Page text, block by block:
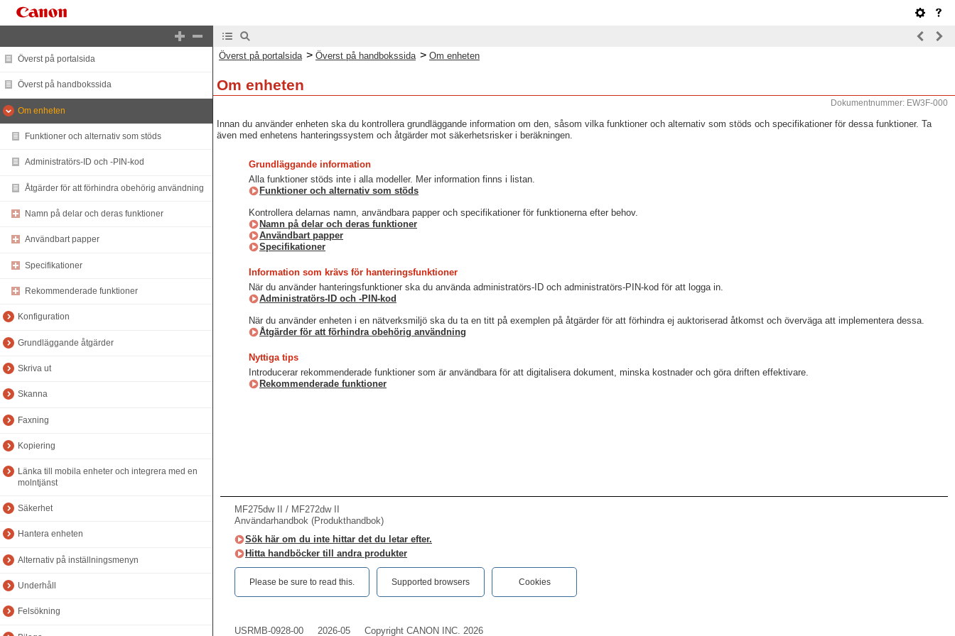
Överst på portalsida
Överst på handbokssida
Om enheten
Funktioner och alternativ som stöds
Administratörs-ID och -PIN-kod
Åtgärder för att förhindra obehörig användning
Namn på delar och deras funktioner
Användbart papper
Specifikationer
Rekommenderade funktioner
Konfiguration
Grundläggande åtgärder
Skriva ut
Skanna
Faxning
Kopiering
Länka till mobila enheter och integrera med en
molntjänst
Säkerhet
Hantera enheten
Alternativ på inställningsmenyn
Underhåll
Felsökning
Överst på portalsida > Överst på handbokssida > Om enheten
Om enheten
Dokumentnummer: EW3F-000
Innan du använder enheten ska du kontrollera grundläggande information om den, såsom vilka funktioner och alternativ som stöds och specifikationer för dessa funktioner. Ta
även med enhetens hanteringssystem och åtgärder mot säkerhetsrisker i beräkningen.
Grundläggande information
Alla funktioner stöds inte i alla modeller. Mer information finns i listan.
Funktioner och alternativ som stöds
Kontrollera delarnas namn, användbara papper och specifikationer för funktionerna efter behov.
Namn på delar och deras funktioner
Användbart papper
Specifikationer
Information som krävs för hanteringsfunktioner
När du använder hanteringsfunktioner ska du använda administratörs-ID och administratörs-PIN-kod för att logga in.
Administratörs-ID och -PIN-kod
När du använder enheten i en nätverksmiljö ska du ta en titt på exemplen på åtgärder för att förhindra ej auktoriserad åtkomst och överväga att implementera dessa.
Åtgärder för att förhindra obehörig användning
Nyttiga tips
Introducerar rekommenderade funktioner som är användbara för att digitalisera dokument, minska kostnader och göra driften effektivare.
Rekommenderade funktioner
MF275dw II / MF272dw II
Användarhandbok (Produkthandbok)
Sök här om du inte hittar det du letar efter.
Hitta handböcker till andra produkter
Please be sure to read this.‎ Supported browsers Cookies
USRMB-0928-00 2026-05 Copyright CANON INC. 2026